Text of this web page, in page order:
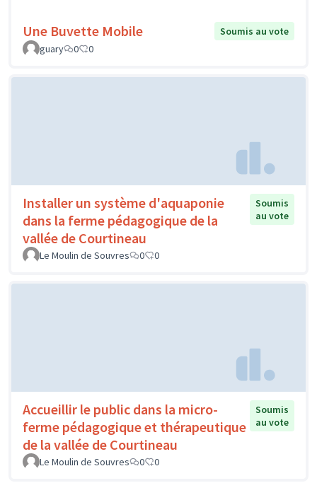
Une Buvette Mobile
Soumis au vote
guary
0 0
Installer un système d'aquaponie
dans la ferme pédagogique de la
vallée de Courtineau
Soumis
au vote
Le Moulin de Souvres 0 0
Accueillir le public dans la micro-
ferme pédagogique et thérapeutique
de la vallée de Courtineau
Soumis
au vote
Le Moulin de Souvres 0 0